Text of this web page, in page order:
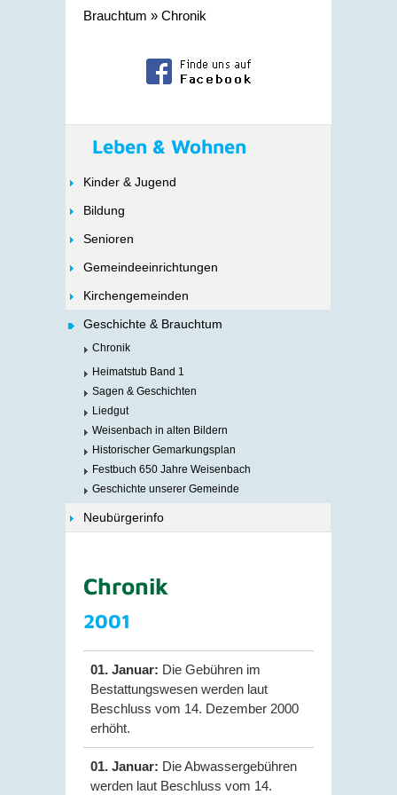
Brauchtum » Chronik
Leben & Wohnen
Kinder & Jugend
Bildung
Senioren
Gemeindeeinrichtungen
Kirchengemeinden
Geschichte & Brauchtum
Chronik
Heimatstub Band 1
Sagen & Geschichten
Liedgut
Weisenbach in alten Bildern
Historischer Gemarkungsplan
Festbuch 650 Jahre Weisenbach
Geschichte unserer Gemeinde
Neubürgerinfo
Chronik
2001
01. Januar: Die Gebühren im
Bestattungswesen werden laut
Beschluss vom 14. Dezember 2000
erhöht.
01. Januar: Die Abwassergebühren
werden laut Beschluss vom 14.